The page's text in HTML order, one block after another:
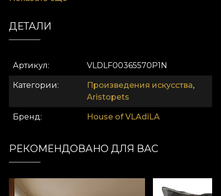
эклектичных и классических интерьерах.
ДЕТАЛИ
Артикул VLDLF00365570P1N
Категории Произведения искусства,
Aristopets
Бренд House of VLAdiLA
РЕКОМЕНДОВАНО ДЛЯ ВАС